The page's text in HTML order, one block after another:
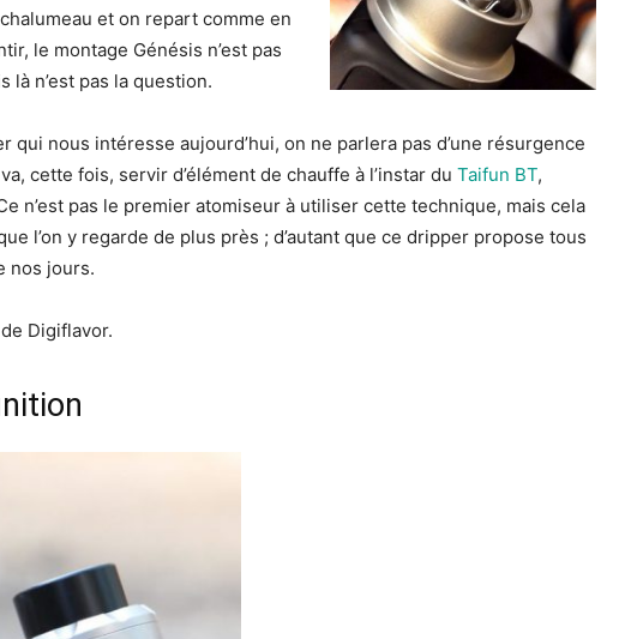
et on repart comme en
le montage Génésis n’est pas
là n’est pas la question.
qui nous intéresse aujourd’hui, on ne parlera pas d’une résurgence
cette fois, servir d’élément de chauffe à l’instar du Taifun BT,
n’est pas le premier atomiseur à utiliser cette technique, mais cela
l’on y regarde de plus près ; d’autant que ce dripper propose tous
nos jours.
de Digiflavor.